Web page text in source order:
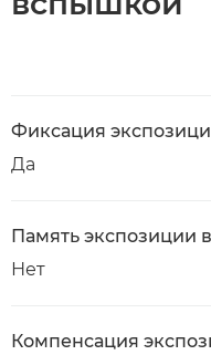
Фиксация
Да
Память экспозиции
Нет
Компенсация